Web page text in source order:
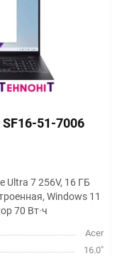
SF16-51-7006
Ultra 7 256V, 16 ГБ
Windows 11
70 Вт·ч
Acer
16.0"